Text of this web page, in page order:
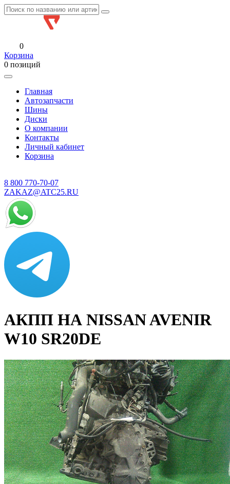
0
Корзина
0 позиций
Главная
Автозапчасти
Шины
Диски
О компании
Контакты
Личный кабинет
Корзина
8 800 770-70-07
ZAKAZ@ATC25.RU
АКПП НА NISSAN AVENIR
W10 SR20DE